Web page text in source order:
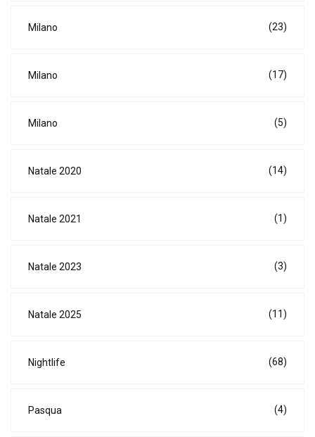
Milano (23)
Milano (17)
Milano (5)
Natale 2020 (14)
Natale 2021 (1)
Natale 2023 (3)
Natale 2025 (11)
Nightlife (68)
Pasqua (4)